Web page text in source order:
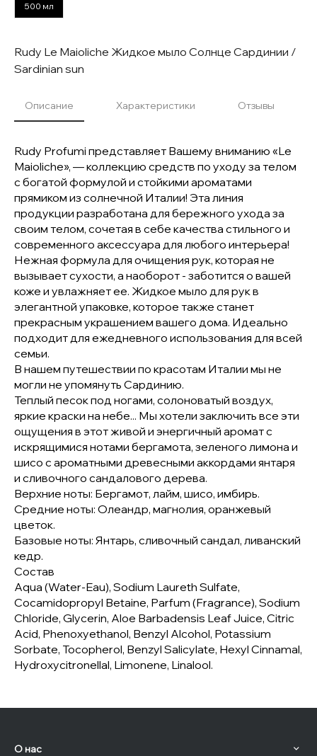
500 мл
Rudy Le Maioliche Жидкое мыло Солнце Сардинии /
Sardinian sun
Описание Характеристики Отзывы
Rudy Profumi представляет Вашему вниманию «Le
Maioliche», — коллекцию средств по уходу за телом
с богатой формулой и стойкими ароматами
прямиком из солнечной Италии! Эта линия
продукции разработана для бережного ухода за
своим телом, сочетая в себе качества стильного и
современного аксессуара для любого интерьера!
Нежная формула для очищения рук, которая не
вызывает сухости, а наоборот - заботится о вашей
коже и увлажняет ее. Жидкое мыло для рук в
элегантной упаковке, которое также станет
прекрасным украшением вашего дома. Идеально
подходит для ежедневного использования для всей
семьи.
В нашем путешествии по красотам Италии мы не
могли не упомянуть Сардинию.
Теплый песок под ногами, солоноватый воздух,
яркие краски на небе... Мы хотели заключить все эти
ощущения в этот живой и энергичный аромат с
искрящимися нотами бергамота, зеленого лимона и
шисо с ароматными древесными аккордами янтаря
и сливочного сандалового дерева.
Верхние ноты: Бергамот, лайм, шисо, имбирь.
Средние ноты: Олеандр, магнолия, оранжевый
цветок.
Базовые ноты: Янтарь, сливочный сандал, ливанский
кедр.
Состав
Aqua (Water-Eau), Sodium Laureth Sulfate,
Cocamidopropyl Betaine, Parfum (Fragrance), Sodium
Chloride, Glycerin, Aloe Barbadensis Leaf Juice, Citric
Acid, Phenoxyethanol, Benzyl Alcohol, Potassium
Sorbate, Tocopherol, Benzyl Salicylate, Hexyl Cinnamal,
Hydroxycitronellal, Limonene, Linalool.
О нас